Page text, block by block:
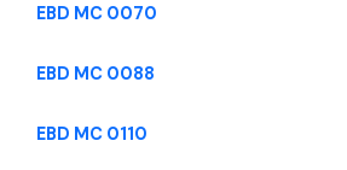
EBD MC 0070
EBD MC 0088
EBD MC 0110